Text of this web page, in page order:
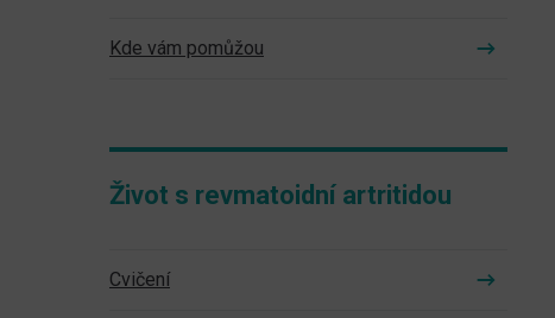
Kde vám pomůžou
Život s revmatoidní artritidou
Cvičení